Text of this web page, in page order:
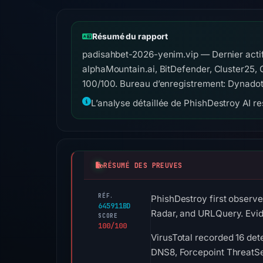
Résumé du rapport
padisahbet-2026-yenim.vip — Dernier actif
alphaMountain.ai, BitDefender, Cluster25,
100/100. Bureau d’enregistrement:
L’analyse détaillée de PhishDestroy AI
RÉSUMÉ DES PREUVES
RÉF.
645911BD
SCORE
100/100
PhishDestroy first
Radar, and URLQuery.
VirusTotal recorded 16
DNS8, Forcepoint